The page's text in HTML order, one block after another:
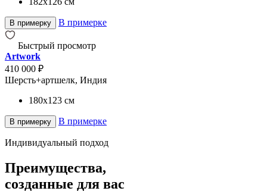
В примерку В примерке
Быстрый просмотр
Artwork
410 000 ₽
Шерсть+артшелк, Индия
180x123 см
В примерку В примерке
Индивидуальный подход
Преимущества,
созданные для вас